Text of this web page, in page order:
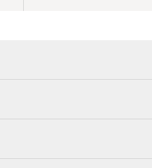
Auch über den Tischen lässt er sich